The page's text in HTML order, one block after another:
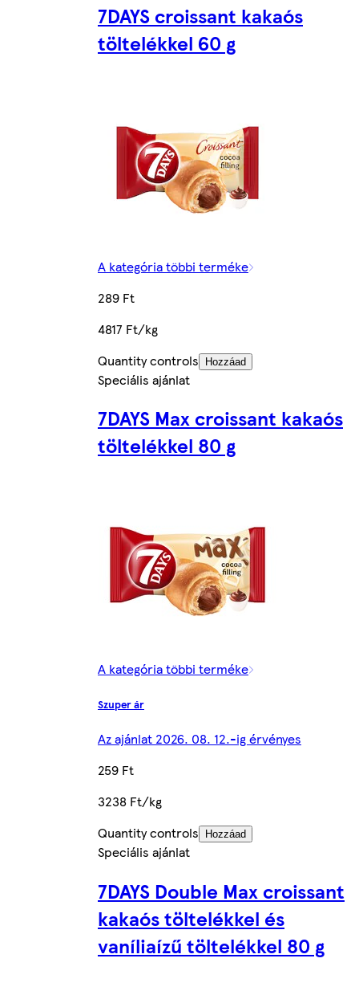
7DAYS croissant kakaós
töltelékkel 60 g
A kategória többi terméke
289 Ft
4817 Ft/kg
Quantity controls
Hozzáad
Speciális ajánlat
7DAYS Max croissant kakaós
töltelékkel 80 g
A kategória többi terméke
Szuper ár
Az ajánlat 2026. 08. 12.-ig érvényes
259 Ft
3238 Ft/kg
Quantity controls
Hozzáad
Speciális ajánlat
7DAYS Double Max croissant
kakaós töltelékkel és
vaníliaízű töltelékkel 80 g